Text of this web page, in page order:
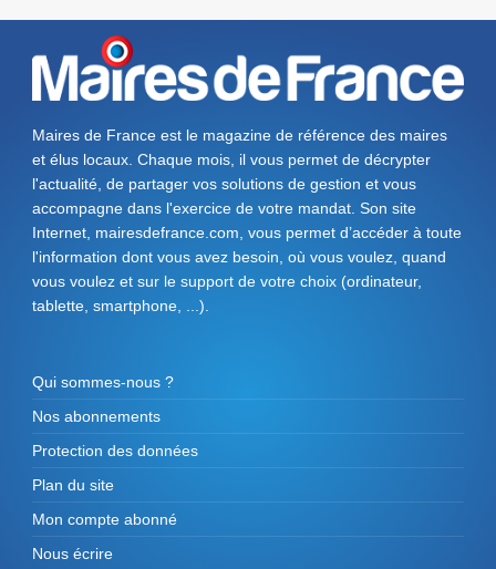
Maires de France est le magazine de référence des maires
et élus locaux. Chaque mois, il vous permet de décrypter
l'actualité, de partager vos solutions de gestion et vous
accompagne dans l'exercice de votre mandat. Son site
Internet, mairesdefrance.com, vous permet d’accéder à toute
l'information dont vous avez besoin, où vous voulez, quand
vous voulez et sur le support de votre choix (ordinateur,
tablette, smartphone, ...).
Qui sommes-nous ?
Nos abonnements
Protection des données
Plan du site
Mon compte abonné
Nous écrire